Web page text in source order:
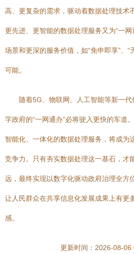
高、更复杂的需求，驱动着数据处理技术
更先进、更智能的数据处理服务又为“一
场景和更深的服务价值，如“免申即享”、“
可能。
随着5G、物联网、人工智能等新一
字政府的“一网通办”必将驶入更快的车道
智能化、一体化的数据处理服务，将成为
竞争力。只有夯实数据处理这一基石，才
远，最终实现以数字化驱动政府治理全方
让人民群众在共享信息化发展成果上有更
感。
更新时间：2026-08-06